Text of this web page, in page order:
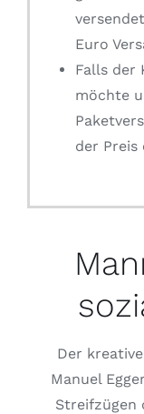
Euro
Falls der
möchte
der Preis
Der
Manuel
Streifzügen